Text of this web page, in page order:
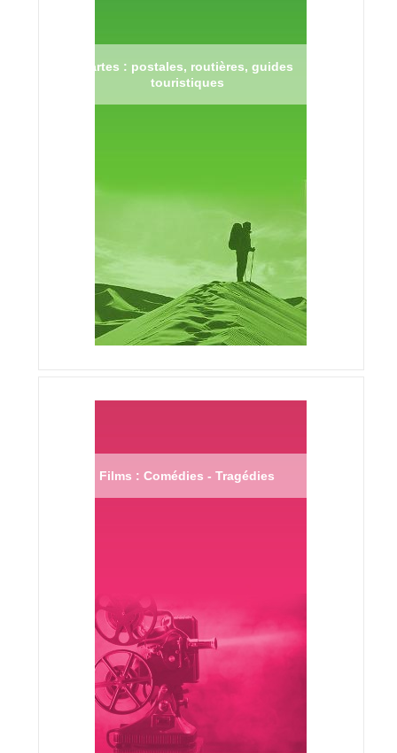
Cartes : postales, routières, guides
touristiques
Films : Comédies - Tragédies